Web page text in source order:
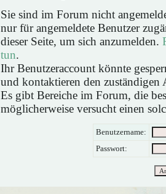
Sie sind im Forum nicht
nur für angemeldete Benutzer
dieser Seite, um sich anzumelden.
tun.
Ihr Benutzeraccount könnte
und kontaktieren den zuständigen
Es gibt Bereiche im Forum, die
möglicherweise versucht einen
Benutzername:
Passwort: